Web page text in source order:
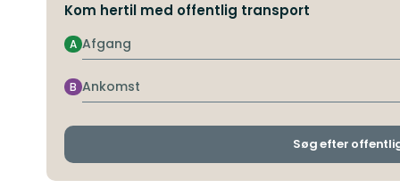
Kom hertil med offentlig transport
Afgang
A
Ankomst
B
Søg efter